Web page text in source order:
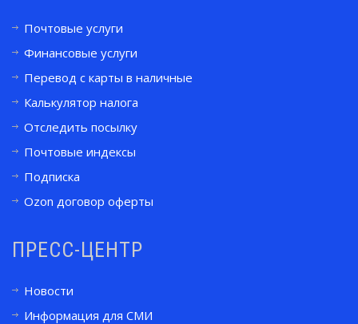
Почтовые услуги
Финансовые услуги
Перевод с карты в наличные
Калькулятор налога
Отследить посылку
Почтовые индексы
Подписка
Ozon договор оферты
ПРЕСС-ЦЕНТР
Новости
Информация для СМИ